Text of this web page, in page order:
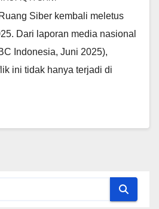
Siber kembali meletus
Dari laporan media nasional
Indonesia, Juni 2025),
ini tidak hanya terjadi di